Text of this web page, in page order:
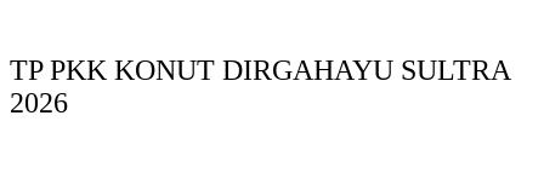
TP PKK KONUT DIRGAHAYU SULTRA
2026